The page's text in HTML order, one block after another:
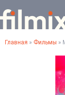
Главная » Фильмы »